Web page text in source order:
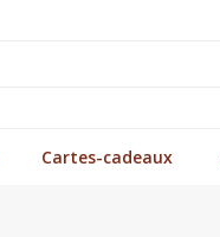
Cartes-cadeaux